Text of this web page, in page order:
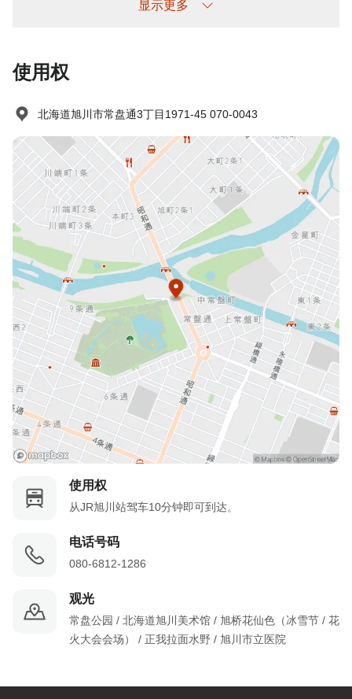
显示更多
使用权
北海道旭川市常盘通3丁目1971-45 070-0043
使用权
从JR旭川站驾车10分钟即可到达。
电话号码
080-6812-1286
观光
常盘公园 / 北海道旭川美术馆 / 旭桥花仙色（冰雪节 / 花
火大会会场） / 正我拉面水野 / 旭川市立医院